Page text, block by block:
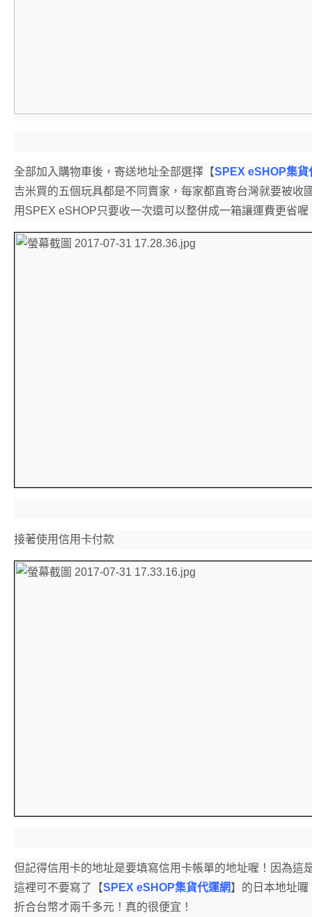
全部加入購物車後，寄送地址全部選擇【SPEX eSHOP集貨
吉米買的五個玩具都是不同賣家，每家都直寄台灣就要被收
用SPEX eSHOP只要收一次還可以整併成一箱讓運費更省喔
接著使用信用卡付款
但記得信用卡的地址是要填寫信用卡帳單的地址喔！因為這
這裡可不要寫了【SPEX eSHOP集貨代運網】的日本地址
折合台幣才兩千多元！真的很便宜！